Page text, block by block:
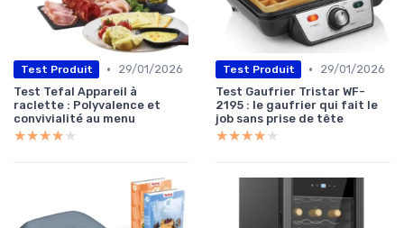
Test Produit •
29/01/2026
Test Tefal Appareil à
raclette : Polyvalence et
convivialité au menu
★★★★★
★★★★★
Test Produit •
29/01/2026
Test Gaufrier Tristar WF-
2195 : le gaufrier qui fait le
job sans prise de tête
★★★★★
★★★★★